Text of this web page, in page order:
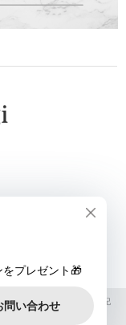
|特定商取引法に基づく表記